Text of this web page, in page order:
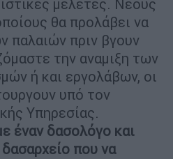
μελέτες. Νέους
θα προλάβει να
παλαιών πριν βγουν
την αναμιξη των
ή και εργολάβων, οι
υπό τον
Υπηρεσίας.
έναν δασολόγο και
που να